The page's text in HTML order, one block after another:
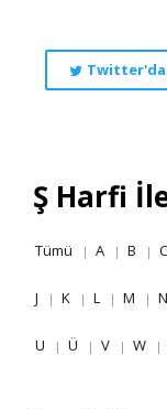
Twitter'da
Ş Harfi
Tümü A B C
J K L M N
U Ü V W